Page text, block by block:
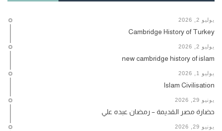
يوليو 2, 2026
Cambridge History of Turkey
يوليو 2, 2026
new cambridge history of islam
يوليو 1, 2026
Islam Civilisation
يونيو 29, 2026
حضارة مصر القديمة – رمضان عبده علي
يونيو 29, 2026